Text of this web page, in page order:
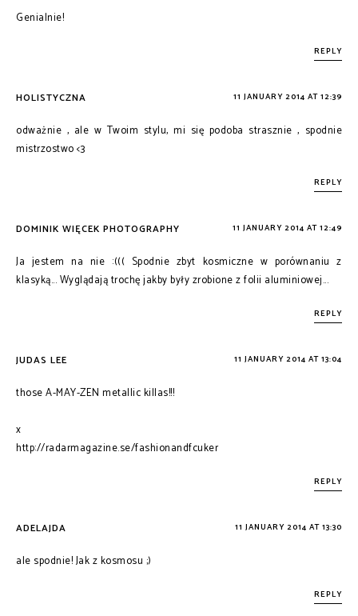
Genialnie!
REPLY
HOLISTYCZNA 11 JANUARY 2014 AT 12:39
odważnie , ale w Twoim stylu, mi się podoba strasznie , spodnie
mistrzostwo <3
REPLY
DOMINIK WIĘCEK PHOTOGRAPHY 11 JANUARY 2014 AT 12:49
Ja jestem na nie :((( Spodnie zbyt kosmiczne w porównaniu z
klasyką... Wyglądają trochę jakby były zrobione z folii aluminiowej...
REPLY
JUDAS LEE 11 JANUARY 2014 AT 13:04
those A-MAY-ZEN metallic killas!!!
x
http://radarmagazine.se/fashionandfcuker
REPLY
ADELAJDA 11 JANUARY 2014 AT 13:30
ale spodnie! Jak z kosmosu ;)
REPLY